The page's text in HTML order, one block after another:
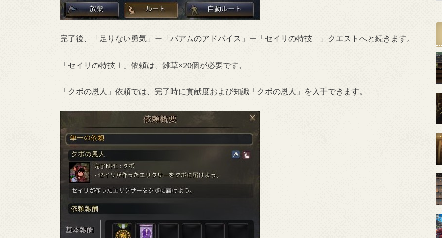
完了後、「足りない勇気」ー「バアムのアドバイス」ー「セイリの特技Ⅰ」クエストへと続きます。
「セイリの特技Ⅰ」依頼は、雑草×20個が必要です。
「クボの恩人」依頼では、完了時に貢献度および知識「クボの恩人」を入手できます。